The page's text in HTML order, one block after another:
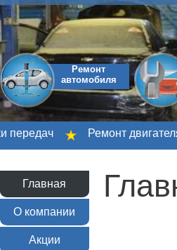
Ремонт
автомобиля
Ремонт двигателя
Главная
О компании
Акции